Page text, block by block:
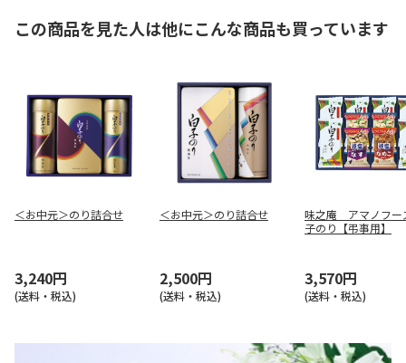
この商品を見た人は他にこんな商品も買っています
＜お中元＞のり詰合せ
3,240円
(送料・税込)
＜お中元＞のり詰合せ
2,500円
(送料・税込)
味之庵 アマノフー
子のり【弔事用】
3,570円
(送料・税込)